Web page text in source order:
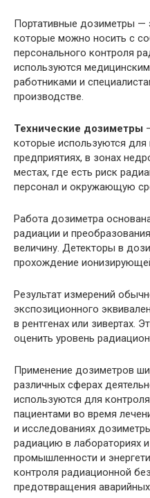
Портативные дозиметры —
которые можно носить с
персонального контроля
используются
работниками и
производстве.
Технические дозиметры
которые используются для
предприятиях, в зонах
местах, где есть риск
персонал и окружающую
Работа дозиметра
радиации и
величину. Детекторы в
прохождение
Результат измерений
экспозиционного
в рентгенах или зивертах.
оценить уровень
Применение дозиметров
различных сферах
используются для
пациентами во время
и исследованиях
радиацию в лабораториях
промышленности и
контроля радиационной
предотвращения аварийных